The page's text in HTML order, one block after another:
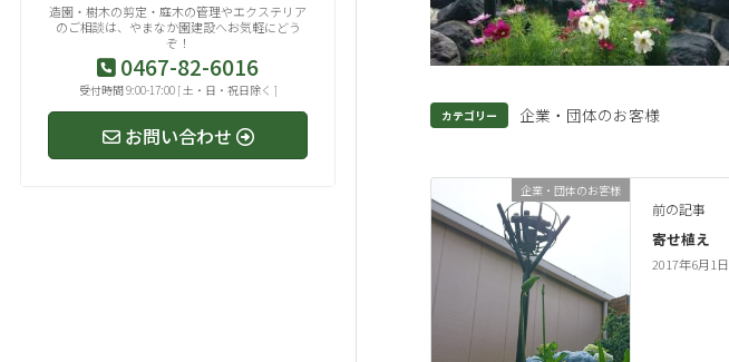
造園・樹木の剪定・庭木の管理やエクステリア
のご相談は、やまなか園建設へお気軽にどう
ぞ！
0467-82-6016
受付時間 9:00-17:00 [ 土・日・祝日除く ]
お問い合わせ
カテゴリー 企業・団体のお客様
企業・団体のお客様
前の記事
寄せ植え
2017年6月1日